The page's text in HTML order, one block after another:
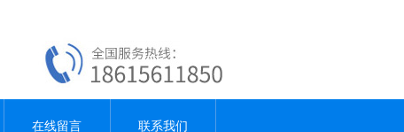
在线留言 联系我们